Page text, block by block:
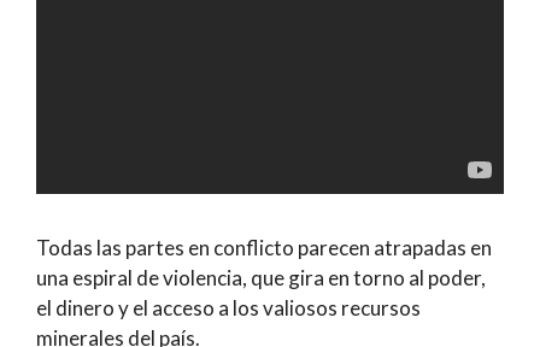
Todas las partes en conflicto parecen atrapadas en
una espiral de violencia, que gira en torno al poder,
el dinero y el acceso a los valiosos recursos
minerales del país.